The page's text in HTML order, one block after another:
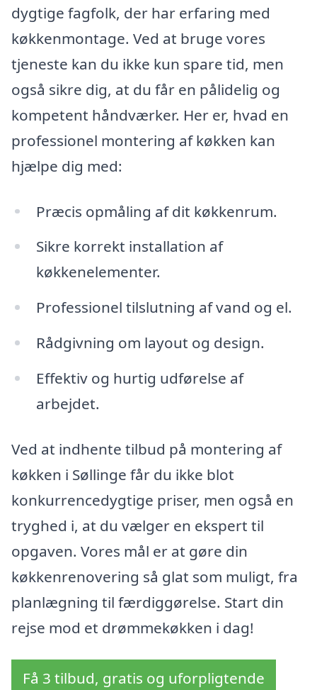
dygtige fagfolk, der har erfaring med
køkkenmontage. Ved at bruge vores
tjeneste kan du ikke kun spare tid, men
også sikre dig, at du får en pålidelig og
kompetent håndværker. Her er, hvad en
professionel montering af køkken kan
hjælpe dig med:
Præcis opmåling af dit køkkenrum.
Sikre korrekt installation af
køkkenelementer.
Professionel tilslutning af vand og el.
Rådgivning om layout og design.
Effektiv og hurtig udførelse af
arbejdet.
Ved at indhente tilbud på montering af
køkken i Søllinge får du ikke blot
konkurrencedygtige priser, men også en
tryghed i, at du vælger en ekspert til
opgaven. Vores mål er at gøre din
køkkenrenovering så glat som muligt, fra
planlægning til færdiggørelse. Start din
rejse mod et drømmekøkken i dag!
Få 3 tilbud, gratis og uforpligtende